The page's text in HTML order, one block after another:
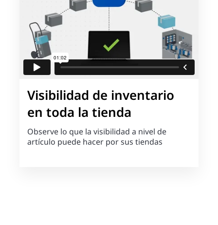
Visibilidad de inventario
en toda la tienda
Observe lo que la visibilidad a nivel de
artículo puede hacer por sus tiendas